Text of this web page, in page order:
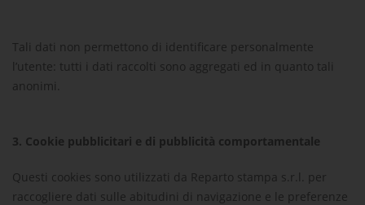
Tali dati non permettono di identificare personalmente
l’utente: tutti i dati raccolti sono aggregati ed in quanto tali
anonimi.
3. Cookie pubblicitari e di pubblicità comportamentale
Questi cookies sono utilizzati da Reparto stampa s.r.l.
per
raccogliere dati sulle abitudini di navigazione e le preferenze